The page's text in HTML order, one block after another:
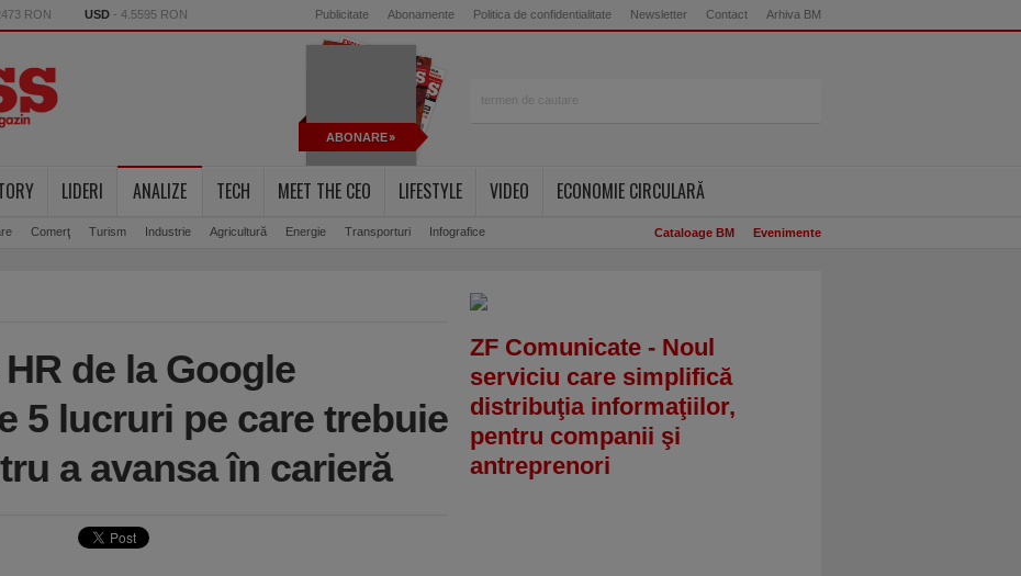
RON USD - 4.5595 RON Publicitate Abonamente Politica de confidentialitate Newsletter Contact Arhiva BM
ABONARE
LIDERI ANALIZE
Comerţ Turism Industrie Agricultură Energie Transporturi Infografice
TECH MEET THE CEO LIFESTYLE VIDEO
ECONOMIE CIRCULARĂ
Cataloage BM Evenimente
de la Google
5 lucruri pe care trebuie
a avansa în carieră
ZF Comunicate - Noul
serviciu care simplifică
distribuţia informaţiilor,
pentru companii şi
antreprenori